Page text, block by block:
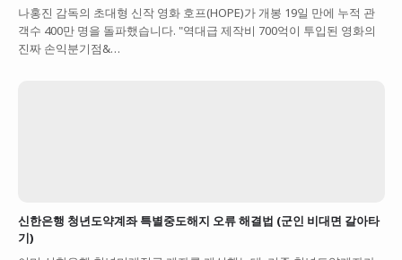
나홍진 감독의 초대형 신작 영화 호프(HOPE)가 개봉 19일 만에 누적 관
객수 400만 명을 돌파했습니다. "역대급 제작비 700억이 투입된 영화의
진짜 손익분기점&…
신한은행 청년도약계좌 특별중도해지 오류 해결법 (군인 비대면 갈아타
기)